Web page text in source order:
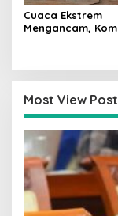
Cuaca Ekstrem
Mengancam,
Most View Post